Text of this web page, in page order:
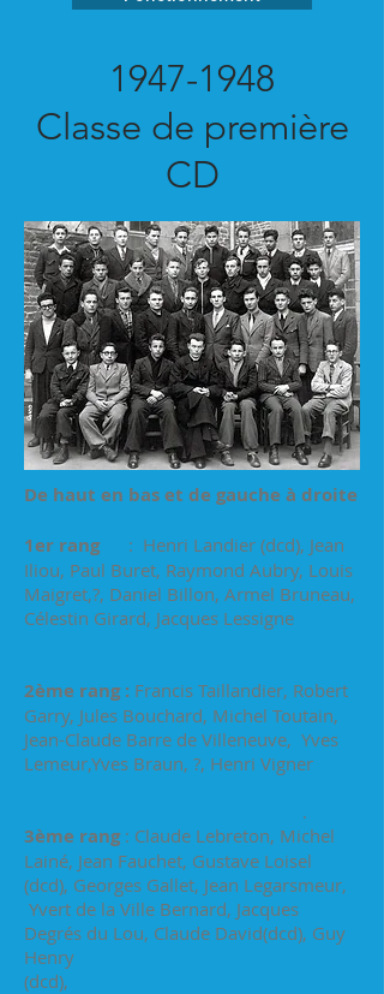
1947-1948
Classe de première
CD
De haut en bas et de gauche à droite
1er rang
: Henri Landier (dcd), Jean
Iliou, Paul Buret, Raymond Aubry, Louis
Maigret,?, Daniel Billon, Armel Bruneau,
Célestin Girard, Jacques Lessigne
2ème rang : Francis Taillandier, Robert
Garry, Jules Bouchard, Michel Toutain,
Jean-Claude Barre de Villeneuve, Yves
Lemeur,Yves Braun, ?, Henri Vigner
.
3ème rang: Claude Lebreton, Michel
Lainé, Jean Fauchet, Gustave Loisel
(dcd), Georges Gallet, Jean Legarsmeur,
Yvert de la Ville Bernard, Jacques
Degrés du Lou, Claude David(dcd), Guy
Henry
(dcd),